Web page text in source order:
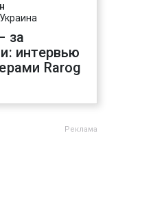
за
интервью
Rarog